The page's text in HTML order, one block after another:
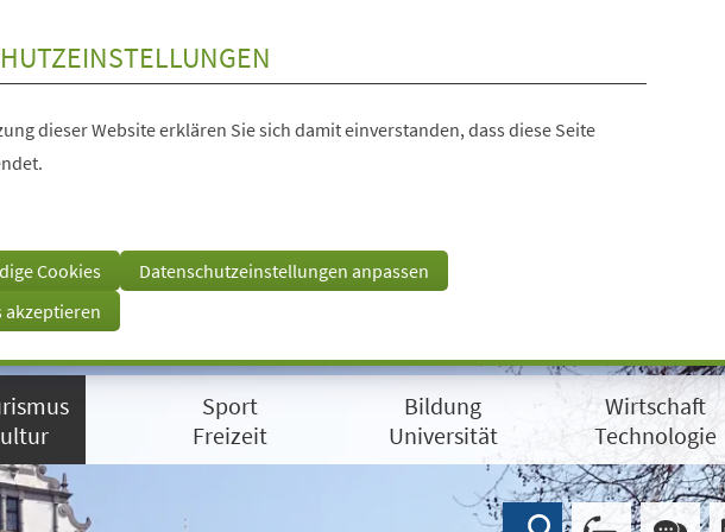
dieser Website erklären Sie sich damit einverstanden, dass diese Seite
Cookies
Datenschutzeinstellungen anpassen
akzeptieren
Sport
Freizeit
Bildung
Universität
Wirtschaft
Technologie